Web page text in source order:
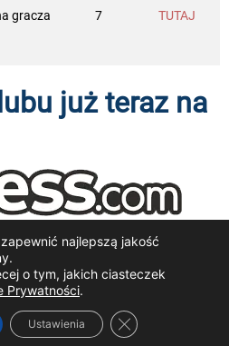
gracza 7 TUTAJ
już teraz na
prawa zastrzeżone
najlepszą jakość
o tym, jakich ciasteczek
Prywatności.
Ustawienia Zamknij panel